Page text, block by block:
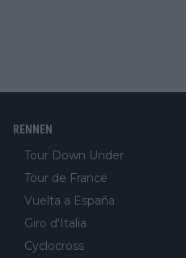
RENNEN
Tour Down Under
Tour de France
Vuelta a España
Giro d'Italia
Cyclocross